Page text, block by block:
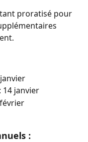
proratisé pour
14 janvier
: